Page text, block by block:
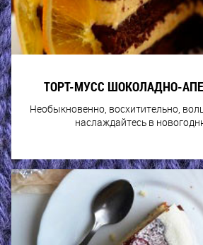
ТОРТ-МУСС ШОКОЛАДНО-
Необыкновенно, восхитительно,
наслаждайтесь в